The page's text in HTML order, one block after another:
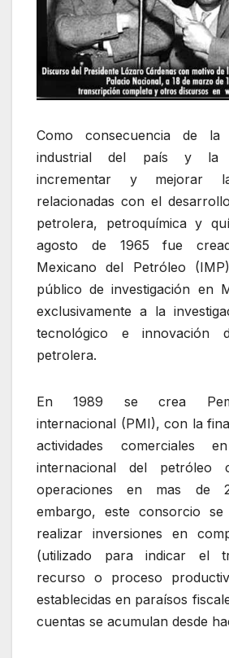
Como consecuencia de la
industrial del país y la
incrementar y mejorar
relacionadas con el
petrolera, petroquímica y
agosto de 1965 fue
Mexicano del Petróleo
público de investigación en
exclusivamente a la
tecnológico e innovación
petrolera.
En 1989 se crea
internacional (PMI), con la
actividades comerciales
internacional del petróleo
operaciones en mas de
embargo, este consorcio
realizar inversiones en
(utilizado para indicar el
recurso o proceso
establecidas en paraísos
cuentas se acumulan desde